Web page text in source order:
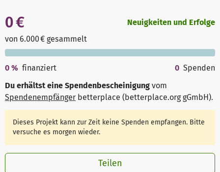
0 €
von 6.000 € gesammelt
Neuigkeiten und Erfolge
0 % finanziert 0 Spenden
Du erhältst eine Spendenbescheinigung vom
Spendenempfänger betterplace (betterplace.org gGmbH).
Dieses Projekt kann zur Zeit keine Spenden empfangen. Bitte
versuche es morgen wieder.
Teilen